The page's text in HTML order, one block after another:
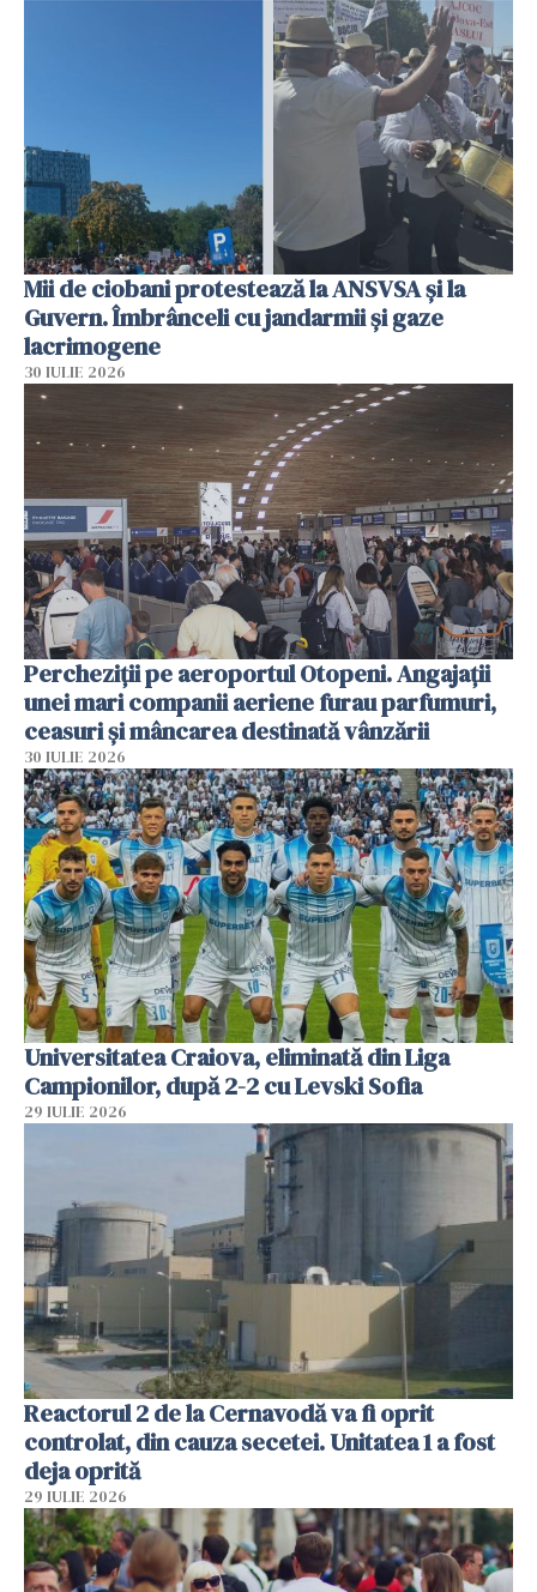
Mii de ciobani protestează la ANSVSA și la
Guvern. Îmbrânceli cu jandarmii și gaze
lacrimogene
30 IULIE 2026
Percheziții pe aeroportul Otopeni. Angajații
unei mari companii aeriene furau parfumuri,
ceasuri și mâncarea destinată vânzării
30 IULIE 2026
Universitatea Craiova, eliminată din Liga
Campionilor, după 2-2 cu Levski Sofia
29 IULIE 2026
Reactorul 2 de la Cernavodă va fi oprit
controlat, din cauza secetei. Unitatea 1 a fost
deja oprită
29 IULIE 2026